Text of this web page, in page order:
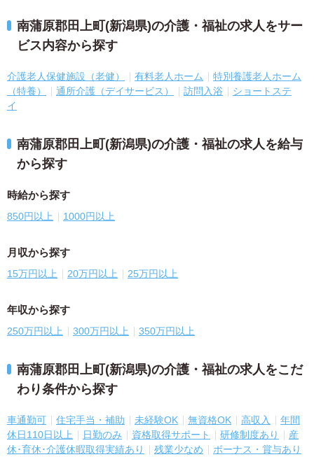
南蒲原郡田上町(新潟県)の介護・福祉の求人をサー
ビス内容から探す
介護老人保健施設（老健） 有料老人ホーム
特別養護老人ホーム
（特養）
通所介護（デイサービス） 訪問入浴
ショートステ
イ
南蒲原郡田上町(新潟県)の介護・福祉の求人を給与
から探す
時給から探す
850円以上 1000円以上
月収から探す
15万円以上 20万円以上 25万円以上
年収から探す
250万円以上 300万円以上 350万円以上
南蒲原郡田上町(新潟県)の介護・福祉の求人をこだ
わり条件から探す
車通勤可 住宅手当・補助 未経験OK 無資格OK 高収入
年間
休日110日以上
日勤のみ 資格取得サポート 研修制度あり
産
休･育休･介護休暇取得実績あり
残業少なめ
ボーナス・賞与あり